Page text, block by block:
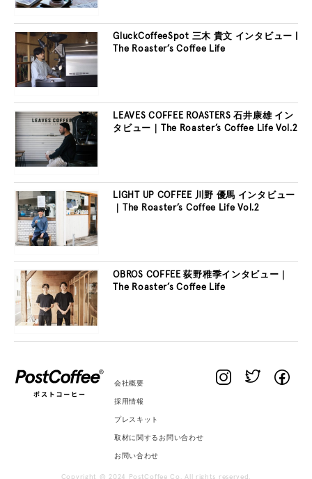
GluckCoffeeSpot 三木 貴文 インタビュー |
The Roaster’s Coffee Life
LEAVES COFFEE ROASTERS 石井康雄 イン
タビュー｜The Roaster’s Coffee Life Vol.2
LIGHT UP COFFEE 川野 優馬 インタビュー
｜The Roaster’s Coffee Life Vol.2
OBROS COFFEE 荻野稚季インタビュー｜
The Roaster’s Coffee Life
会社概要
採用情報
プレスキット
取材に関するお問い合わせ
お問い合わせ
Copyright © 2024 PostCoffee Co. All rights reserved.